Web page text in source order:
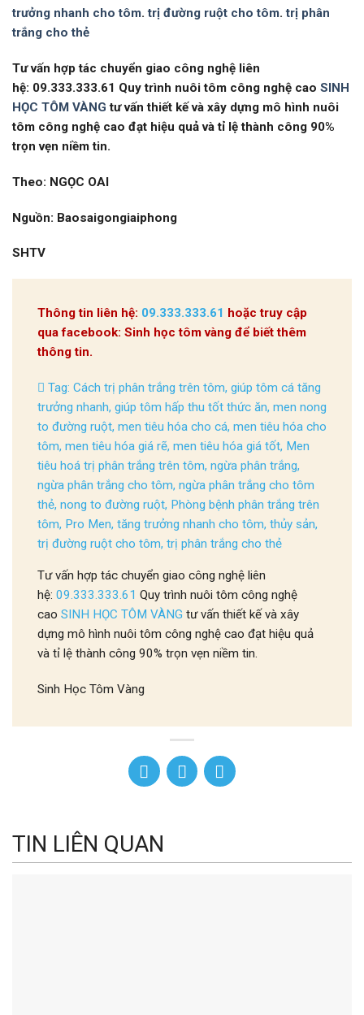
trưởng nhanh cho tôm.trị đường ruột cho tôm.trị phân
trắng cho thẻ
Tư vấn hợp tác chuyển giao công nghệ liên
hệ: 09.333.333.61 Quy trình nuôi tôm công nghệ cao SINH
HỌC TÔM VÀNG tư vấn thiết kế và xây dựng mô hình nuôi
tôm công nghệ cao đạt hiệu quả và tỉ lệ thành công 90%
trọn vẹn niềm tin.
Theo: NGỌC OAI
Nguồn: Baosaigongiaiphong
SHTV
Thông tin liên hệ: 09.333.333.61 hoặc truy cập
qua facebook: Sinh học tôm vàng để biết thêm
thông tin.
Tag: Cách trị phân trắng trên tôm, giúp tôm cá tăng
trưởng nhanh, giúp tôm hấp thu tốt thức ăn, men nong
to đường ruột, men tiêu hóa cho cá, men tiêu hóa cho
tôm, men tiêu hóa giá rẽ, men tiêu hóa giá tốt, Men
tiêu hoá trị phân trắng trên tôm, ngừa phân trắng,
ngừa phân trắng cho tôm, ngừa phân trắng cho tôm
thẻ, nong to đường ruột, Phòng bệnh phân trắng trên
tôm, Pro Men, tăng trưởng nhanh cho tôm, thủy sản,
trị đường ruột cho tôm, trị phân trắng cho thẻ
Tư vấn hợp tác chuyển giao công nghệ liên
hệ: 09.333.333.61 Quy trình nuôi tôm công nghệ
cao SINH HỌC TÔM VÀNG tư vấn thiết kế và xây
dựng mô hình nuôi tôm công nghệ cao đạt hiệu quả
và tỉ lệ thành công 90% trọn vẹn niềm tin.
Sinh Học Tôm Vàng
TIN LIÊN QUAN